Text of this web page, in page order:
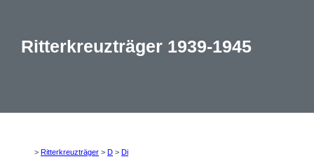
Ritterkreuzträger 1939-1945
> Ritterkreuzträger > D > Di